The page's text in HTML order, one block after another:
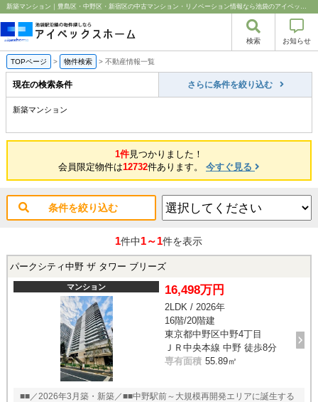
新築マンション｜豊島区・中野区・新宿区の中古マンション・リノベーション情報なら池袋のアイベックスホーム！
検索 お知らせ
TOPページ > 物件検索 > 不動産情報一覧
現在の検索条件 さらに条件を絞り込む
新築マンション
1件見つかりました！
会員限定物件は12732件あります。 今すぐ見る
条件を絞り込む
1件中1～1件を表示
パークシティ中野 ザ タワー ブリーズ
マンション 16,498万円
2LDK / 2026年
16階/20階建
東京都中野区中野4丁目
ＪＲ中央本線 中野 徒歩8分
専有面積 55.89㎡
■■／2026年3月築・新築／■■中野駅前～大規模再開発エリアに誕生する